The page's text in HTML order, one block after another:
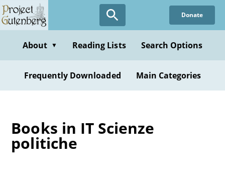
Skip
to
content
Donate
About ▼ Reading Lists Search Options
Frequently Downloaded Main Categories
Books in IT Scienze
politiche